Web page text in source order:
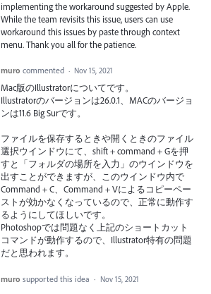
implementing the workaround suggested by Apple.
While the team revisits this issue, users can use
workaround this issues by paste through context
menu. Thank you all for the patience.
muro commented · Nov 15, 2021
Mac版のIllustratorについてです。
Illustratorのバージョンは26.0.1、MACのバージョ
ンは11.6 Big Surです。
ファイルを保存するときや開くときのファイル
選択ウインドウにて、shift + command + Gを押
すと「フォルダの場所を入力」のウインドウを
出すことができますが、このウインドウ内で
Command + C、Command + Vによるコピーペー
ストが効かなくなっているので、正常に動作す
るようにしてほしいです。
Photoshopでは問題なく上記のショートカット
コマンドが動作するので、Illustrator特有の問題
だと思われます。
muro supported this idea · Nov 15, 2021